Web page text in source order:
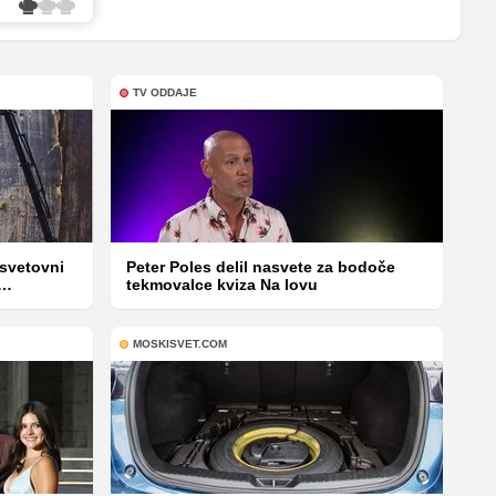
TV ODDAJE
Peter Poles delil nasvete za bodoče
tekmovalce kviza Na lovu
MOSKISVET.COM